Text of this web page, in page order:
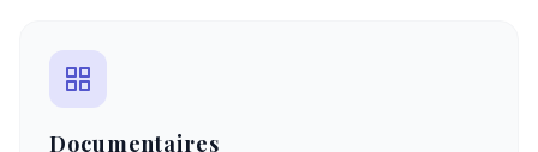
Documentaires